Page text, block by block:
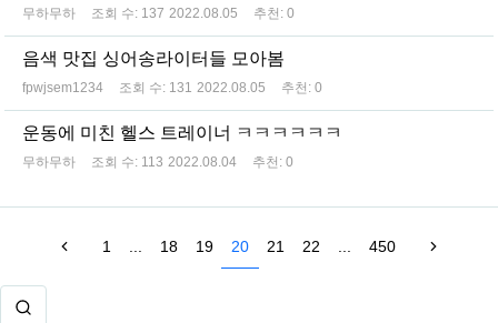
무하무하 조회 수: 137 2022.08.05 추천: 0
음색 맛집 싱어송라이터들 모아봄
fpwjsem1234 조회 수: 131 2022.08.05 추천: 0
운동에 미친 헬스 트레이너 ㅋㅋㅋㅋㅋㅋ
무하무하 조회 수: 113 2022.08.04 추천: 0
1 18 19 20 21 22 450